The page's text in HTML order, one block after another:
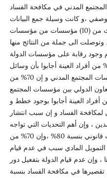
المدني في مكافحة الفساد
،و كانت وسيلة جمع البيانات
استمارة الاستبيان وتكونت عينة البحث من (10) مؤسسات من مؤسسات
وتوصلت الى جملة من النتائج منها
بعدم وجود رقابة على مؤسسات الدولة
في انتشار الفساد ، و إن 80% من أفراد العينة أجابوا بأن وسائل
الاعلام لها دور في التعريف بمؤسسات المجتمع المدني و إن 70% من
الدولي بين مؤسسات المجتمع
الفساد ،وإن 70% من أفراد العينة أجابوا بوجود خطط و
الفساد و إن سبب انتشار
، وإن أهم التحديات التي تواجه
مؤسسات المجتمع المدني بسبب قانوني بنسبة 80% ،وإن 70% من
التمويل المادي سبب في عدم قيام
وإن عدم قيام الدولة بتفعيل دور
في مكافحة الفساد بنسبة